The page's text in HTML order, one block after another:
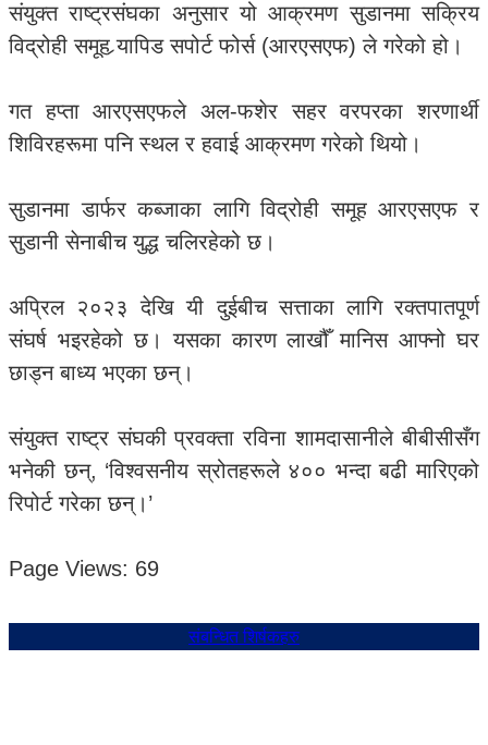
संयुक्त राष्ट्रसंघका अनुसार यो आक्रमण सुडानमा सक्रिय
विद्रोही समूह र्‍यापिड सपोर्ट फोर्स (आरएसएफ) ले गरेको हो।
गत हप्ता आरएसएफले अल-फशेर सहर वरपरका शरणार्थी
शिविरहरूमा पनि स्थल र हवाई आक्रमण गरेको थियो।
सुडानमा डार्फर कब्जाका लागि विद्रोही समूह आरएसएफ र
सुडानी सेनाबीच युद्ध चलिरहेको छ।
अप्रिल २०२३ देखि यी दुईबीच सत्ताका लागि रक्तपातपूर्ण
संघर्ष भइरहेको छ। यसका कारण लाखौँ मानिस आफ्नो घर
छाड्न बाध्य भएका छन्।
संयुक्त राष्ट्र संघकी प्रवक्ता रविना शामदासानीले बीबीसीसँग
भनेकी छन्, ‘विश्वसनीय स्रोतहरूले ४०० भन्दा बढी मारिएको
रिपोर्ट गरेका छन्।’
Page Views: 69
संबन्धित शिर्षकहरु